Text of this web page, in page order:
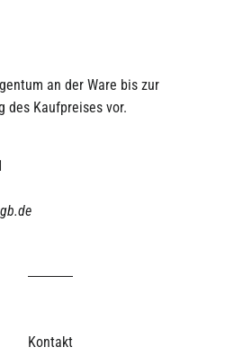
an der Ware bis zur
des Kaufpreises vor.
Kontakt